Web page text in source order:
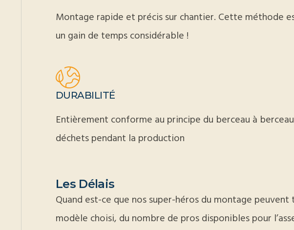
Montage rapide et précis sur chantier. Cette méthode
un gain de temps considérable !
DURABILITÉ
Entièrement conforme au principe du berceau à
déchets pendant la production
Les Délais
Quand est-ce que nos super-héros du montage
modèle choisi, du nombre de pros disponibles pour